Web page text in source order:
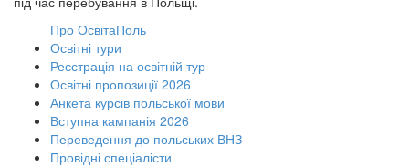
Про ОсвітаПоль
Освітні тури
Реєстрація на освітній тур
Освітні пропозиції 2026
Анкета курсів польської мови
Вступна кампанія 2026
Переведення до польських ВНЗ
Провідні спеціалісти